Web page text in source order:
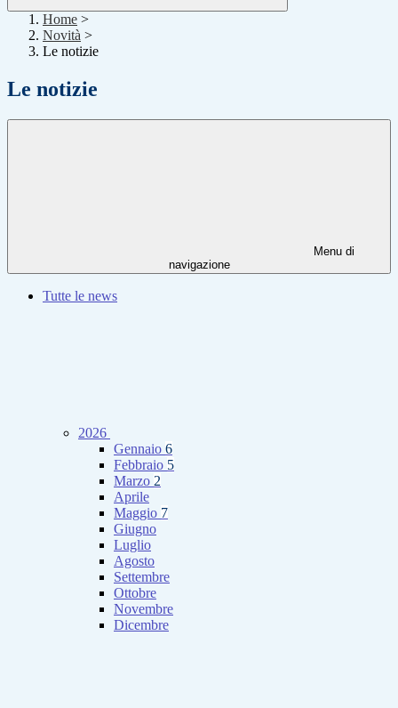
Home >
Novità >
Le notizie
Le notizie
Menu di
navigazione
Tutte le news
2026
Gennaio 6
Febbraio 5
Marzo 2
Aprile
Maggio 7
Giugno
Luglio
Agosto
Settembre
Ottobre
Novembre
Dicembre